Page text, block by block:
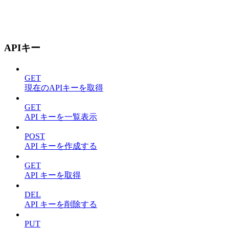
APIキー
GET
現在のAPIキーを取得
GET
API キーを一覧表示
POST
API キーを作成する
GET
API キーを取得
DEL
API キーを削除する
PUT